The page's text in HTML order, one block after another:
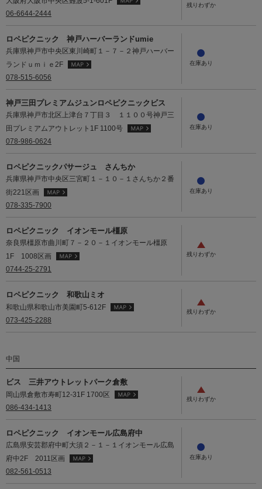
06-6644-2444
ロペピクニック 神戸ハーバーランドumie
兵庫県神戸市中央区東川崎町１－７－２神戸ハーバー
ランドｕｍｉｅ2F
078-515-6056
神戸三田プレミアムジュンロペピクニックビス
兵庫県神戸市北区上津台７丁目３ １１００号神戸三
田プレミアムアウトレット1F 1100号
078-986-0624
ロペピクニックパサージュ さんちか
兵庫県神戸市中央区三宮町１－１０－１さんちか２番
街221区画
078-335-7900
ロペピクニック イオンモール橿原
奈良県橿原市曲川町７－２０－１イオンモール橿原
1F 1008区画
0744-25-2791
ロペピクニック 和歌山ミオ
和歌山県和歌山市美園町5-612F
073-425-2288
中国
ビス 三井アウトレットパーク倉敷
岡山県倉敷市寿町12-31F 1700区
086-434-1413
ロペピクニック イオンモール広島府中
広島県安芸郡府中町大須２－１－１イオンモール広島
府中2F 2011区画
082-561-0513